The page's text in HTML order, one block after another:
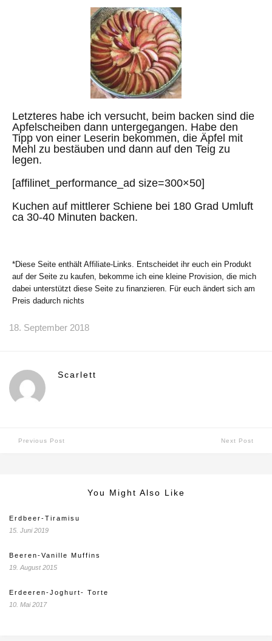
Letzteres habe ich versucht, beim backen sind die
Apfelscheiben dann untergegangen. Habe den
Tipp von einer Leserin bekommen, die Äpfel mit
Mehl zu bestäuben und dann auf den Teig zu
legen.
[affilinet_performance_ad size=300×50]
Kuchen auf mittlerer Schiene bei 180 Grad Umluft
ca 30-40 Minuten backen.
*Diese Seite enthält Affiliate-Links. Entscheidet ihr euch ein Produkt
auf der Seite zu kaufen, bekomme ich eine kleine Provision, die mich
dabei unterstützt diese Seite zu finanzieren. Für euch ändert sich am
Preis dadurch nichts
18. September 2018
Scarlett
Previous Post Next Post
You Might Also Like
Erdbeer-Tiramisu
15. Juni 2019
Beeren-Vanille Muffins
19. August 2015
Erdeeren-Joghurt- Torte
10. Mai 2017